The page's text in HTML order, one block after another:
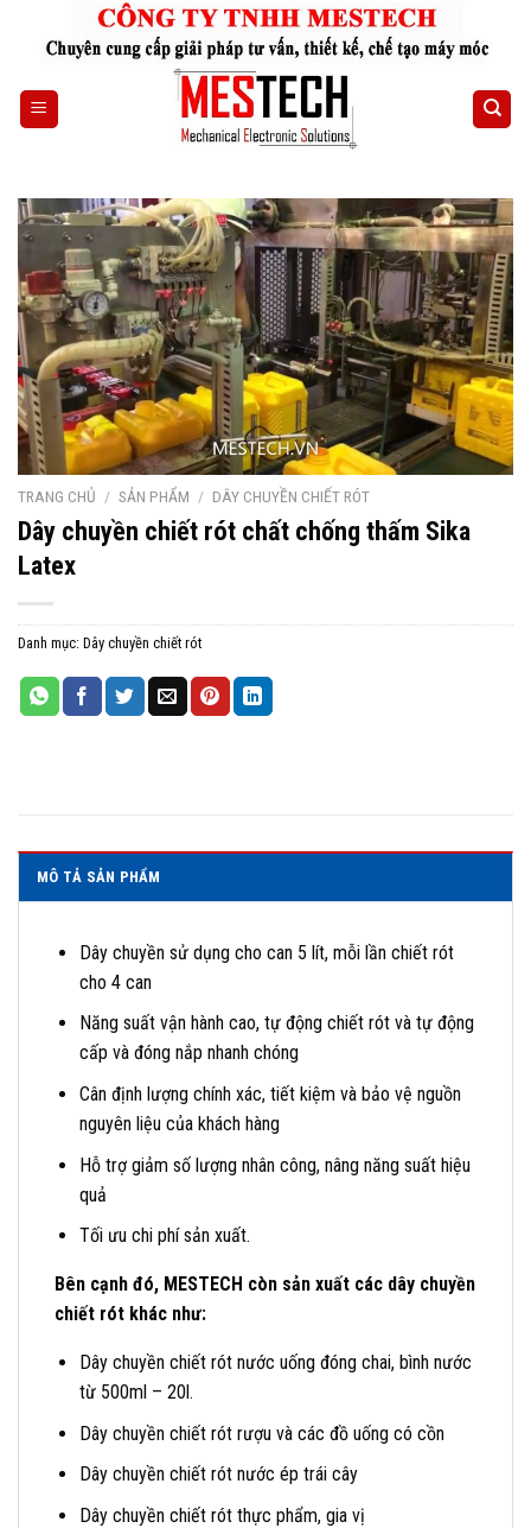
TRANG CHỦ / SẢN PHẨM / DÂY CHUYỀN CHIẾT RÓT
Dây chuyền chiết rót chất chống thấm Sika
Latex
Danh mục: Dây chuyền chiết rót
MÔ TẢ SẢN PHẨM
Dây chuyền sử dụng cho can 5 lít, mỗi lần chiết rót
cho 4 can
Năng suất vận hành cao, tự động chiết rót và tự động
cấp và đóng nắp nhanh chóng
Cân định lượng chính xác, tiết kiệm và bảo vệ nguồn
nguyên liệu của khách hàng
Hỗ trợ giảm số lượng nhân công, nâng năng suất hiệu
quả
Tối ưu chi phí sản xuất.
Bên cạnh đó, MESTECH còn sản xuất các dây chuyền
chiết rót khác như:
Dây chuyền chiết rót nước uống đóng chai, bình nước
từ 500ml – 20l.
Dây chuyền chiết rót rượu và các đồ uống có cồn
Dây chuyền chiết rót nước ép trái cây
Dây chuyền chiết rót thực phẩm, gia vị